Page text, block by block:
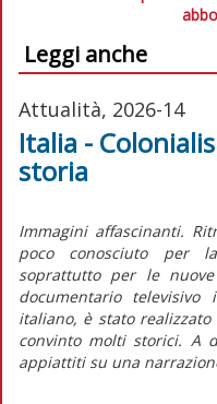
Leggi anche
Attualità, 2026-14
Italia -
storia
Immagini affascinanti.
poco conosciuto per
soprattutto per le
documentario
italiano, è stato
convinto molti storici. A
appiattiti su una